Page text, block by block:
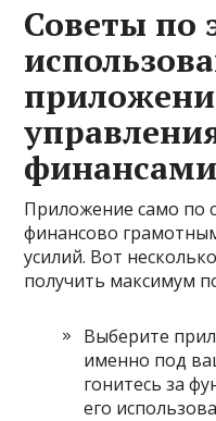
Советы по
финансами
Приложение само по
финансово
усилий. Вот
получить максимум
Выберите
именно под
гонитесь за
его